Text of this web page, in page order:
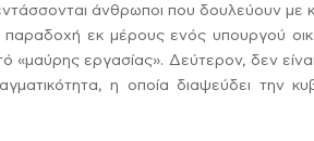
άνθρωποι που δουλεύουν με
παραδοχή εκ μέρους ενός υπουργού
«μαύρης εργασίας». Δεύτερον, δεν
η οποία διαψεύδει την